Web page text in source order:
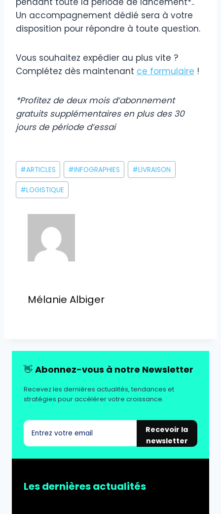
Un accompagnement dédié sera à votre
disposition pour répondre à toute question.
Vous souhaitez expédier au plus vite ?
Complétez dès maintenant ce formulaire !
*Profitez de deux mois d’abonnement
gratuits supplémentaires en plus des 30
jours de période d’essai
Étiquettes
de
la
#ARTICLES #INFOGRAPHIES #LIVRAISON
#LOGISTIQUE
Mélanie Albiger
👋 Abonnez-vous à notre Newsletter
Recevez les dernières actualités, tendances et
stratégies pour accélérer votre croissance.
Recevoir la
newsletter
Les dernières actualités